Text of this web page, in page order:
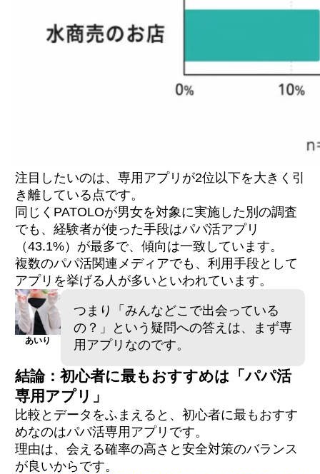
注目したいのは、専用アプリが2位以下を大きく引
き離している点です。
同じくPATOLOが男女を対象に実施した別の調査
でも、経験者が使った手段はパパ活アプリ
（43.1%）が最多で、傾向は一致しています。
複数のパパ活関連メディアでも、利用手段として
アプリを挙げる人が多いといわれています。
あいり
つまり「みんなどこで出会っている
の？」という疑問への答えは、まず専
用アプリなのです。
結論：初心者に最もおすすめは「パパ活
専用アプリ」
比較とデータをふまえると、初心者に最もおすす
めなのはパパ活専用アプリです。
理由は、会える確率の高さと安全対策のバランス
が良いからです。